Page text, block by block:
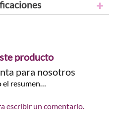
producto
para nosotros
resumen…
escribir un comentario.